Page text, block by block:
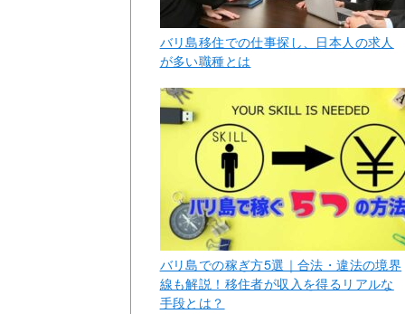
バリ島移住での仕事探し、日本人の求人
が多い職種とは
バリ島での稼ぎ方5選｜合法・違法の境界
線も解説！移住者が収入を得るリアルな
手段とは？